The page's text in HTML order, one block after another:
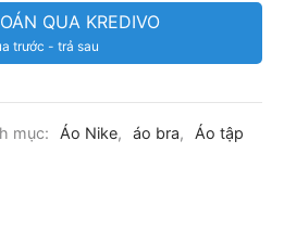
QUA KREDIVO
trước - trả sau
mục: Áo Nike, áo bra,
Áo tập